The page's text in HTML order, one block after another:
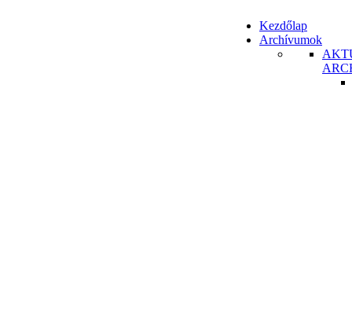
Kezdőlap
Archívumok